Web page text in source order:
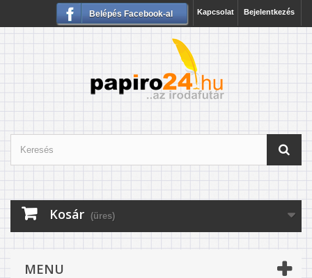
Bejelentkezés
Kapcsolat
Belépés Facebook-al
Kosár (üres)
MENU